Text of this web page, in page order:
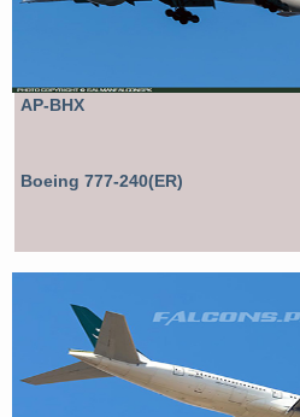
AP-BHX
Boeing 777-240(ER)